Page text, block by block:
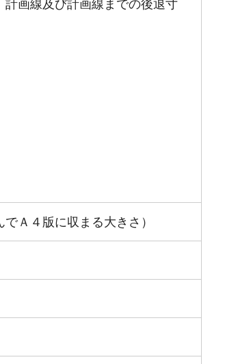
画線及び計画線までの後退寸
Ａ４版に収まる大きさ）